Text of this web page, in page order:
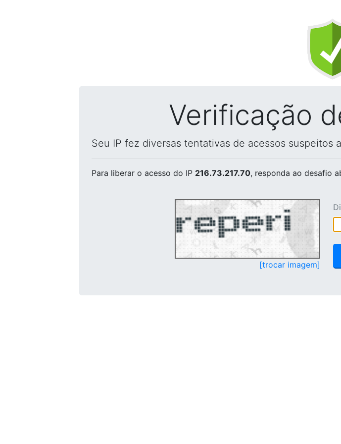
Verificação
Seu IP fez diversas tentativas de acessos suspeitos
Para liberar o acesso do IP 216.73.217.70, responda ao desafio
[trocar imagem]